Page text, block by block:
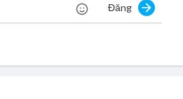
Đăng